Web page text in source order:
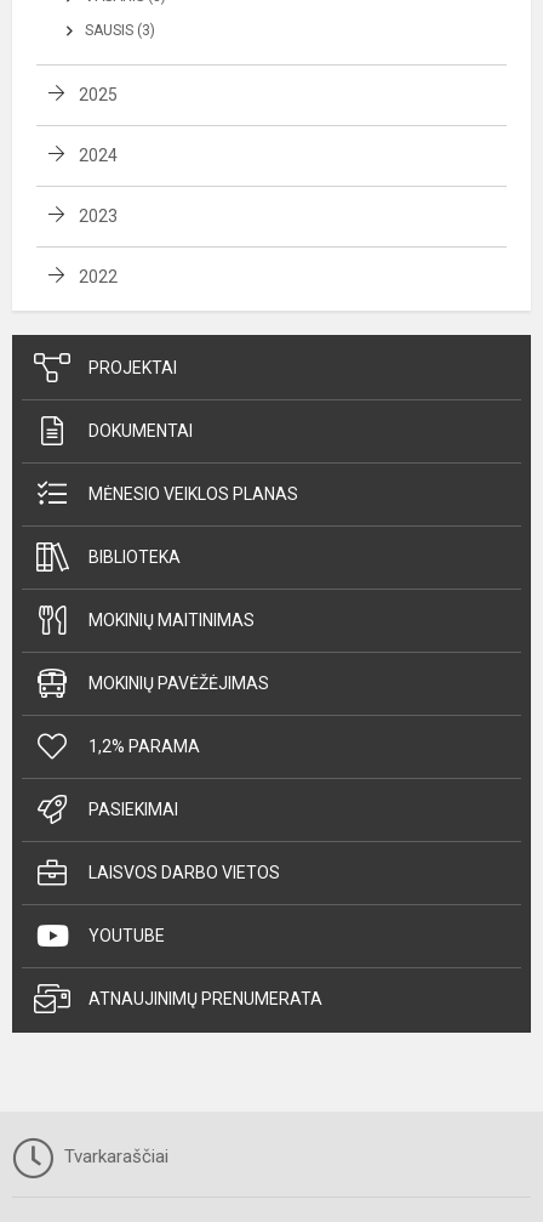
SAUSIS (3)
2025
2024
2023
2022
PROJEKTAI
DOKUMENTAI
MĖNESIO VEIKLOS PLANAS
BIBLIOTEKA
MOKINIŲ MAITINIMAS
MOKINIŲ PAVĖŽĖJIMAS
1,2% PARAMA
PASIEKIMAI
LAISVOS DARBO VIETOS
YOUTUBE
ATNAUJINIMŲ PRENUMERATA
Tvarkaraščiai